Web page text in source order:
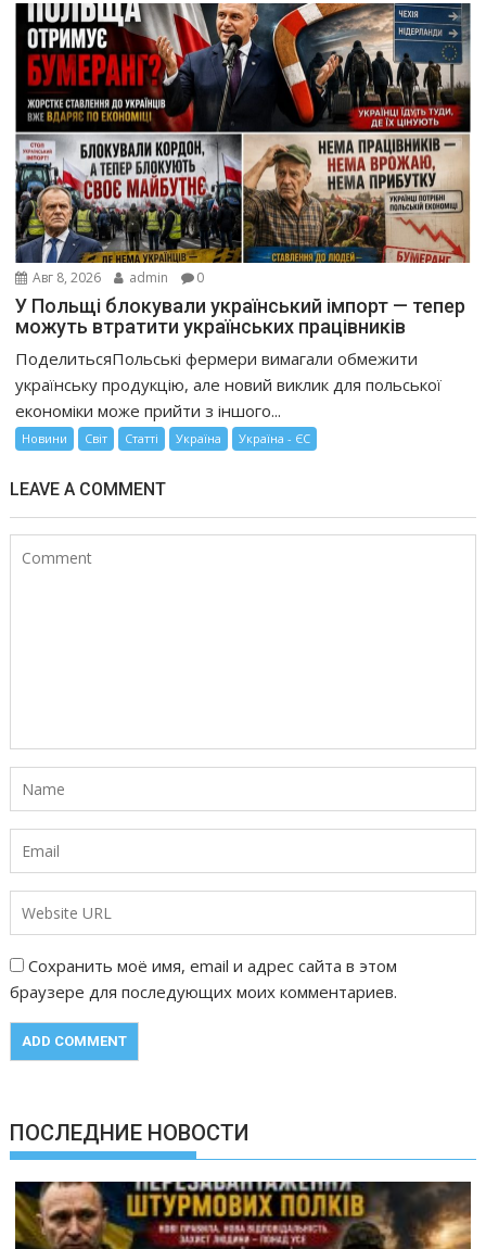
Авг 8, 2026 admin 0
У Польщі блокували український імпорт — тепер
можуть втратити українських працівників
ПоделитьсяПольські фермери вимагали обмежити
українську продукцію, але новий виклик для польської
економіки може прийти з іншого...
Новини Світ Статті Україна Україна - ЄС
LEAVE A COMMENT
Сохранить моё имя, email и адрес сайта в этом
браузере для последующих моих комментариев.
ПОСЛЕДНИЕ НОВОСТИ